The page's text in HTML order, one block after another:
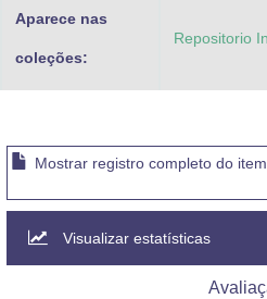
Aparece nas
coleções:
Repositorio
Mostrar registro completo do item
Visualizar estatísticas